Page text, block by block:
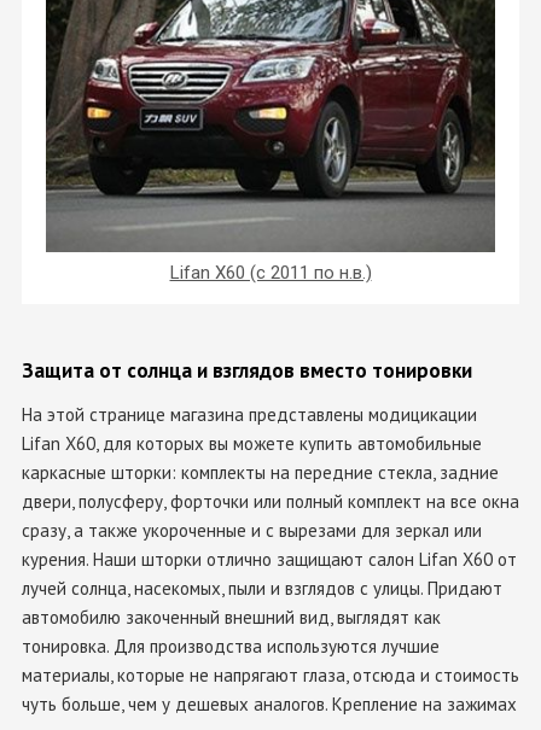
Lifan X60 (с 2011 по н.в.)
Защита от солнца и взглядов вместо тонировки
На этой странице магазина представлены модицикации
Lifan X60, для которых вы можете купить автомобильные
каркасные шторки: комплекты на передние стекла, задние
двери, полусферу, форточки или полный комплект на все окна
сразу, а также укороченные и с вырезами для зеркал или
курения. Наши шторки отлично защищают салон Lifan X60 от
лучей солнца, насекомых, пыли и взглядов с улицы. Придают
автомобилю закоченный внешний вид, выглядят как
тонировка. Для производства используются лучшие
материалы, которые не напрягают глаза, отсюда и стоимость
чуть больше, чем у дешевых аналогов. Крепление на зажимах